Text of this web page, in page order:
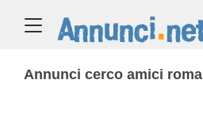
Annunci cerco amici roma